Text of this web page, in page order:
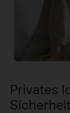
Privates
Sicherheit